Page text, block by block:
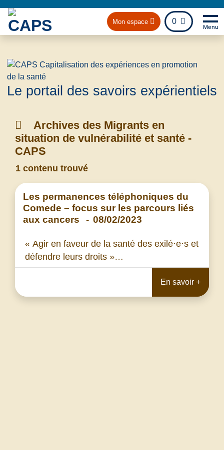
Mon espace 0
fichier
Menu
Le portail des savoirs expérientiels
Archives des Migrants en
situation de vulnérabilité et santé -
CAPS
1 contenu trouvé
Les permanences téléphoniques du
Comede – focus sur les parcours liés
aux cancers
- 08/02/2023
« Agir en faveur de la santé des exilé·e·s et
défendre leurs droits »…
En savoir +